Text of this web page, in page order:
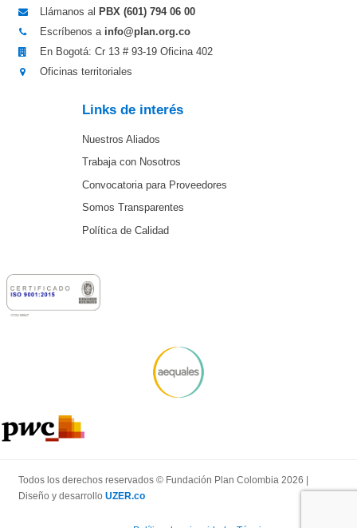
Llámanos al PBX (601) 794 06 00
Escríbenos a info@plan.org.co
En Bogotá: Cr 13 # 93-19 Oficina 402
Oficinas territoriales
Links de interés
Nuestros Aliados
Trabaja con Nosotros
Convocatoria para Proveedores
Somos Transparentes
Política de Calidad
Todos los derechos reservados © Fundación Plan Colombia 2026 |
Diseño y desarrollo UZER.co